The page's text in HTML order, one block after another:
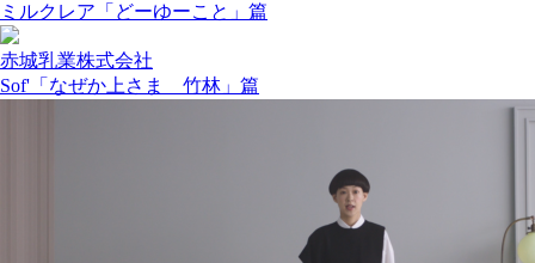
ミルクレア「どーゆーこと」篇
赤城乳業株式会社
Sof'「なぜか上さま 竹林」篇